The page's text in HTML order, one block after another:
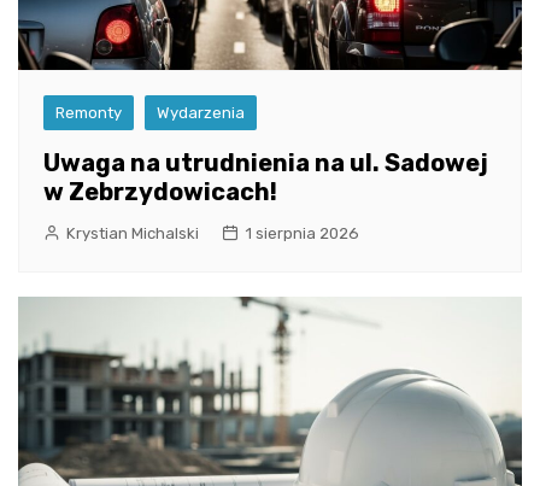
Remonty Wydarzenia
Uwaga na utrudnienia na ul. Sadowej
w Zebrzydowicach!
Krystian Michalski 1 sierpnia 2026